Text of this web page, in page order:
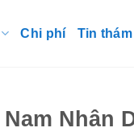
Chi phí Tin
Nhân